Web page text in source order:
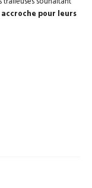
pour leurs